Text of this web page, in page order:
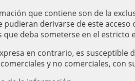
que contiene son de la
derivarse de este
deba someterse en el estricto
en contrario, es susceptible
y no comerciales, con